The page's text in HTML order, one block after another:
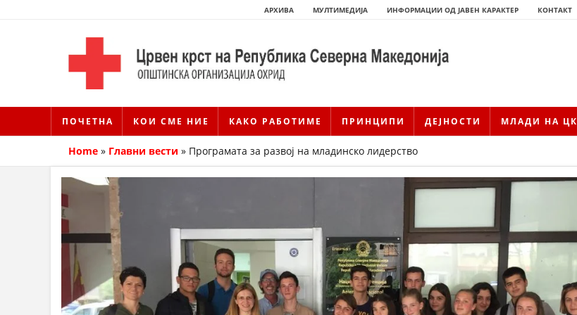
АРХИВА МУЛТИМЕДИЈА ИНФОРМАЦИИ ОД ЈАВЕН КАРАКТЕР КОНТАКТ
ПОЧЕТНА КОИ СМЕ НИЕ КАКО РАБОТИМЕ ПРИНЦИПИ ДЕЈНОСТИ МЛАДИ НА ЦК
ИСТОРИЈАТ НА ЦКРМ
ИСТОРИЈАТ НА ДВИЖЕЊЕТО
Home » Главни вести » Програмата за развој на младинско лидерство